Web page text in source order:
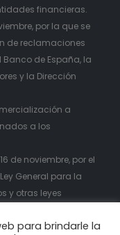
financieras.
por la que se
de reclamaciones
de España, la
y la Dirección
a
a los
de noviembre, por el
General para la
y otras leyes
para brindarle la